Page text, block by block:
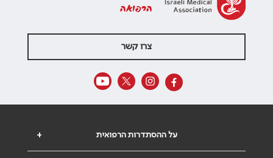
הרפואה
צרו קשר
+ על ההסתדרות הרפואית